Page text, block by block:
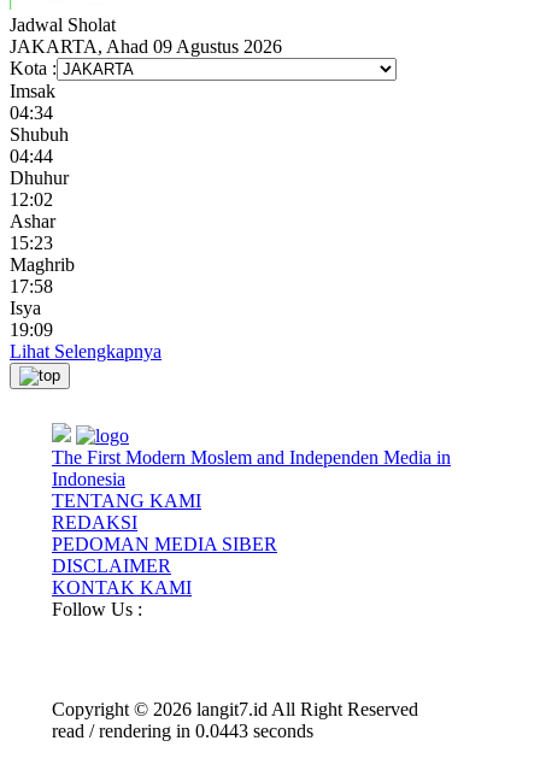
Jadwal Sholat
JAKARTA, Ahad 09 Agustus 2026
Kota :
Imsak
04:34
Shubuh
04:44
Dhuhur
12:02
Ashar
15:23
Maghrib
17:58
Isya
19:09
Lihat Selengkapnya
The First Modern Moslem and Independen Media in
Indonesia
TENTANG KAMI
REDAKSI
PEDOMAN MEDIA SIBER
DISCLAIMER
KONTAK KAMI
Follow Us :
Copyright © 2026 langit7.id All Right Reserved
read / rendering in 0.0443 seconds